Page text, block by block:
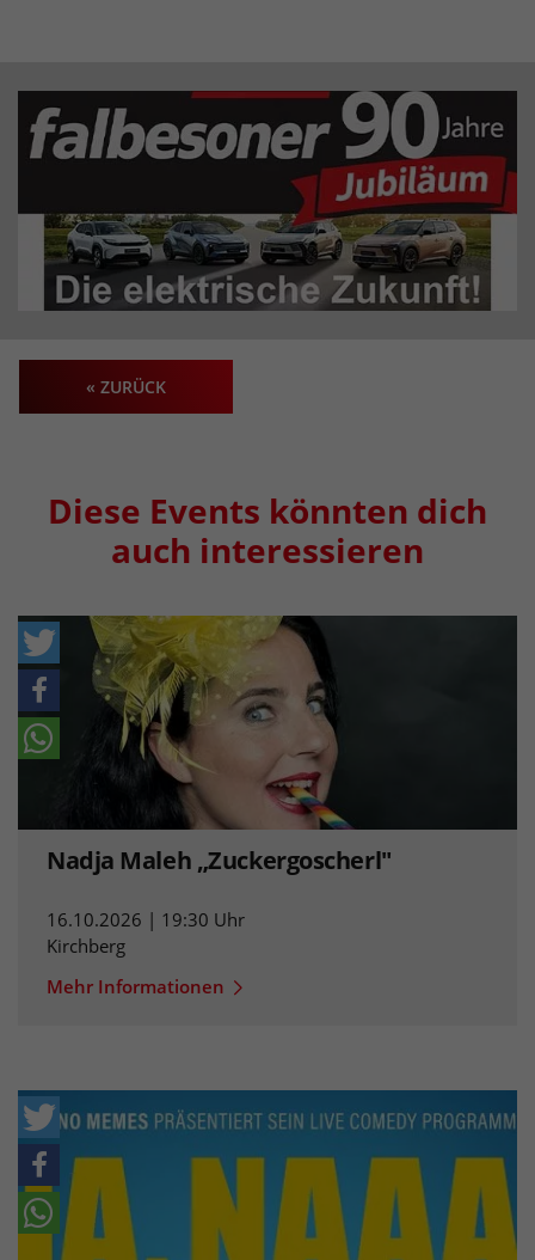
« ZURÜCK
Diese Events könnten dich
auch interessieren
Nadja Maleh „Zuckergoscherl"
16.10.2026 | 19:30 Uhr
Kirchberg
Mehr Informationen